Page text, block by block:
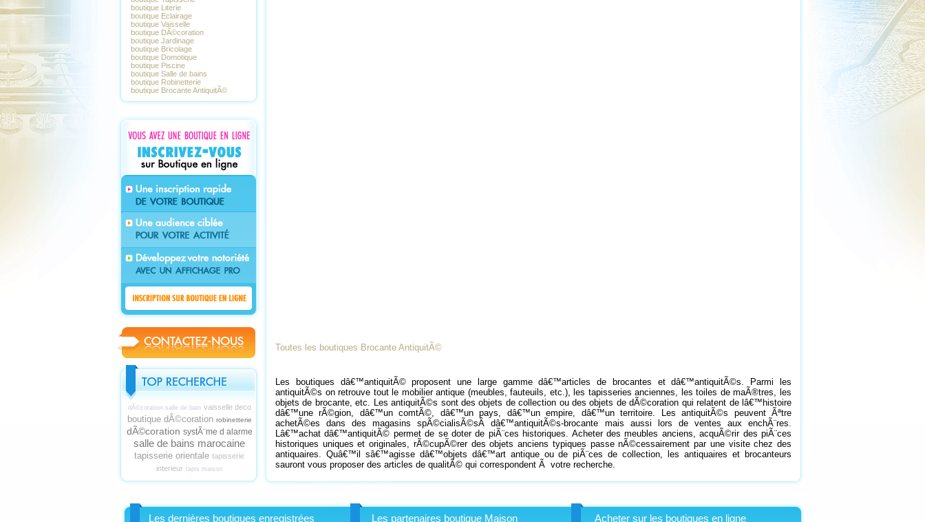
boutique Literie
boutique Eclairage
boutique Vaisselle
boutique DÃ©coration
boutique Jardinage
boutique Bricolage
boutique Domotique
boutique Piscine
boutique Salle de bains
boutique Robinetterie
boutique Brocante AntiquitÃ©
dÃ©coration salle de bain vaisselle deco
boutique dÃ©coration robinetterie
dÃ©coration systÃ¨me d alarme
salle de bains marocaine
tapisserie orientale tapisserie
interieur tapis maison
Toutes les boutiques Brocante AntiquitÃ©
Les boutiques dâ€™antiquitÃ© proposent une large gamme dâ€™articles de brocantes et dâ€™antiquitÃ©s. Parmi les
antiquitÃ©s on retrouve tout le mobilier antique (meubles, fauteuils, etc.), les tapisseries anciennes, les toiles de maÃ®tres, les
objets de brocante, etc. Les antiquitÃ©s sont des objets de collection ou des objets de dÃ©coration qui relatent de lâ€™histoire
dâ€™une rÃ©gion, dâ€™un comtÃ©, dâ€™un pays, dâ€™un empire, dâ€™un territoire. Les antiquitÃ©s peuvent Ãªtre
achetÃ©es dans des magasins spÃ©cialisÃ©sÂ dâ€™antiquitÃ©s-brocante mais aussi lors de ventes aux enchÃ¨res.
Lâ€™achat dâ€™antiquitÃ© permet de se doter de piÃ¨ces historiques. Acheter des meubles anciens, acquÃ©rir des piÃ¨ces
historiques uniques et originales, rÃ©cupÃ©rer des objets anciens typiques passe nÃ©cessairement par une visite chez des
antiquaires. Quâ€™il sâ€™agisse dâ€™objets dâ€™art antique ou de piÃ¨ces de collection, les antiquaires et brocanteurs
sauront vous proposer des articles de qualitÃ© qui correspondent Ã votre recherche.
Les dernières boutiques enregistrées Les partenaires boutique Maison Acheter sur les boutiques en ligne